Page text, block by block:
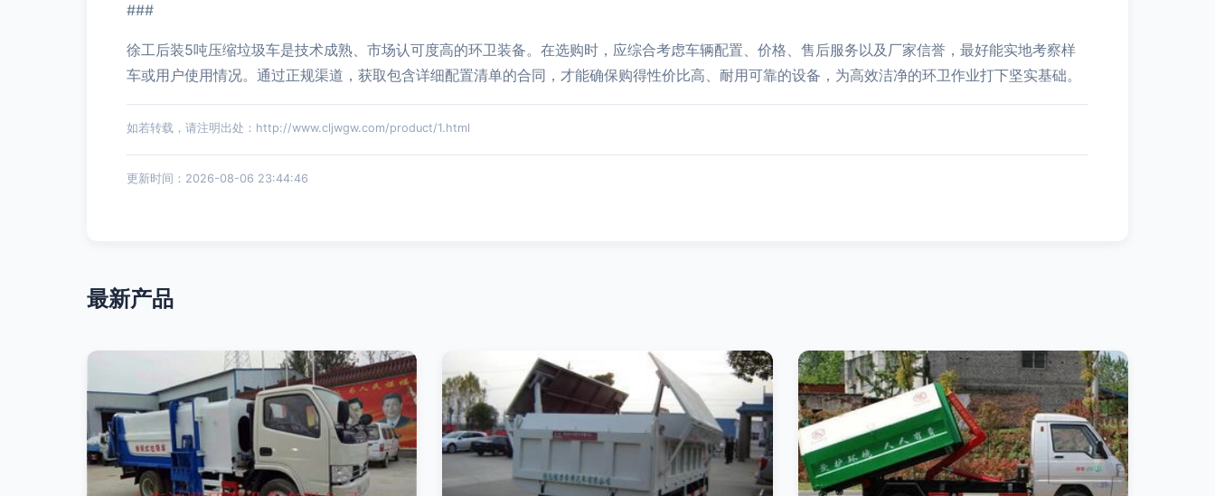
###
徐工后装5吨压缩垃圾车是技术成熟、市场认可度高的环卫装备。在选购时，应综合考虑车辆配置、价格、售后服务以及厂家信誉，最好能实地考察样
车或用户使用情况。通过正规渠道，获取包含详细配置清单的合同，才能确保购得性价比高、耐用可靠的设备，为高效洁净的环卫作业打下坚实基础。
如若转载，请注明出处：http://www.cljwgw.com/product/1.html
更新时间：2026-08-06 23:44:46
最新产品